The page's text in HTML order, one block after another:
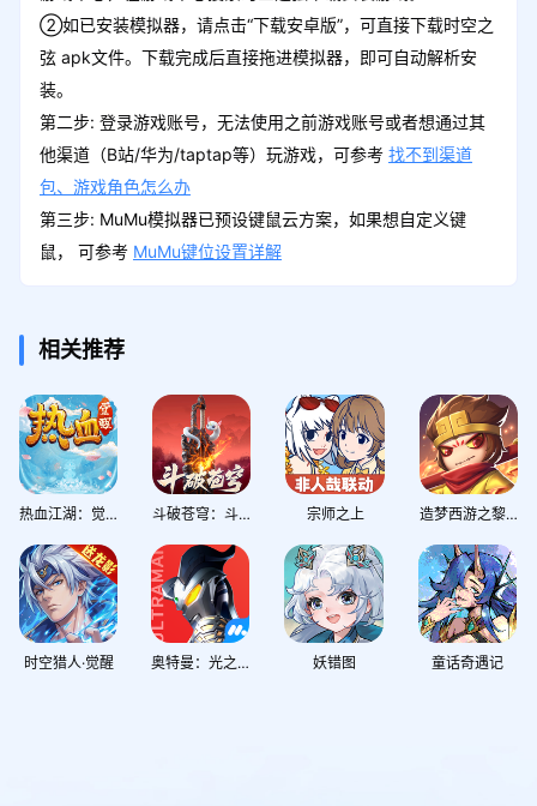
②如已安装模拟器，请点击“下载安卓版”，可直接下载时空之
弦 apk文件。下载完成后直接拖进模拟器，即可自动解析安
装。
第二步: 登录游戏账号，无法使用之前游戏账号或者想通过其
他渠道（B站/华为/taptap等）玩游戏，可参考 找不到渠道
包、游戏角色怎么办
第三步: MuMu模拟器已预设键鼠云方案，如果想自定义键
鼠， 可参考 MuMu键位设置详解
相关推荐
热血江湖：觉醒 斗破苍穹：斗帝之路 宗师之上 造梦西游之黎尤浩劫篇
时空猎人·觉醒 奥特曼：光之战士 妖错图 童话奇遇记